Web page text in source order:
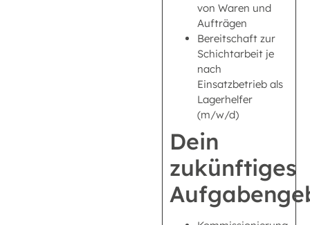
von Waren und
Aufträgen
Bereitschaft zur
Schichtarbeit je
nach
Einsatzbetrieb als
Lagerhelfer
(m/w/d)
Dein
zukünftiges